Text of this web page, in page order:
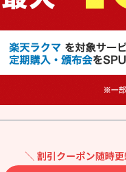
＼ 割引クーポン随時